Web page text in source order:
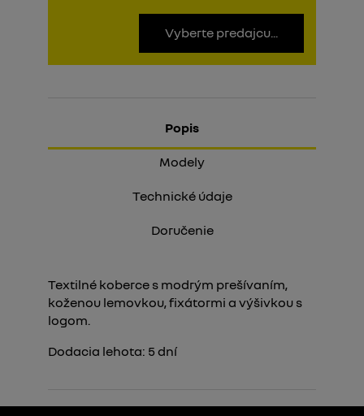
Vyberte predajcu...
Popis
Modely
Technické údaje
Doručenie
Textilné koberce s modrým prešívaním,
koženou lemovkou, fixátormi a výšivkou s
logom.
Dodacia lehota: 5 dní